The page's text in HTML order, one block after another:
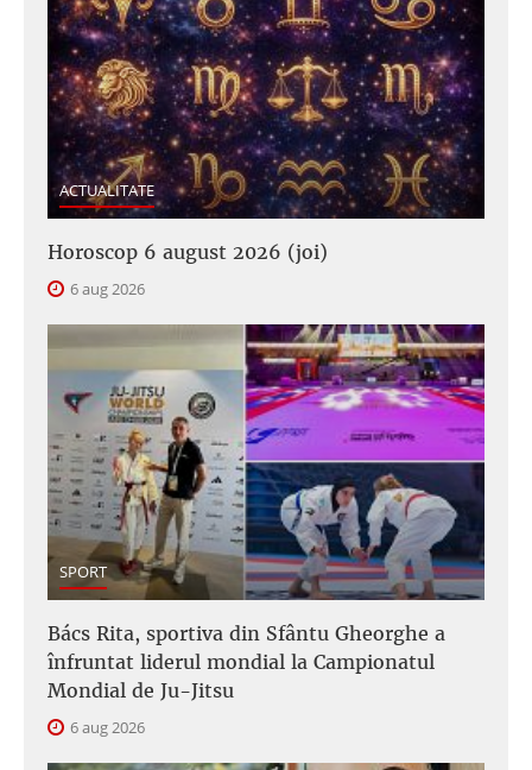
ACTUALITATE
Horoscop 6 august 2026 (joi)
6 aug 2026
SPORT
Bács Rita, sportiva din Sfântu Gheorghe a
înfruntat liderul mondial la Campionatul
Mondial de Ju-Jitsu
6 aug 2026